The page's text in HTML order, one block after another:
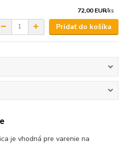
72,00 EUR/ks
Pridať do košíka
je vhodná pre varenie na